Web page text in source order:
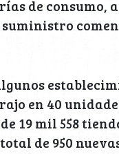
de consumo,
en 40
19 mil 558
de 950